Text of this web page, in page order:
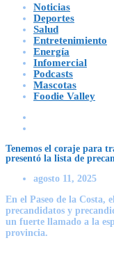
Noticias
Deportes
Salud
Entretenimiento
Energía
Infomercial
Podcasts
Mascotas
Foodie Valley
Tenemos el coraje para
presentó la lista de
agosto 11, 2025
En el Paseo de la Costa,
precandidatos y
un fuerte llamado a la
provincia.